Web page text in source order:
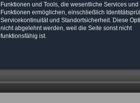
Funktionen und Tools, die wesentliche Services und
Funktionen ermöglichen, einschließlich
Servicekontinuität und Standortsicherheit. Diese
nicht abgelehnt werden, weil die Seite sonst nicht
funktionsfähig ist.